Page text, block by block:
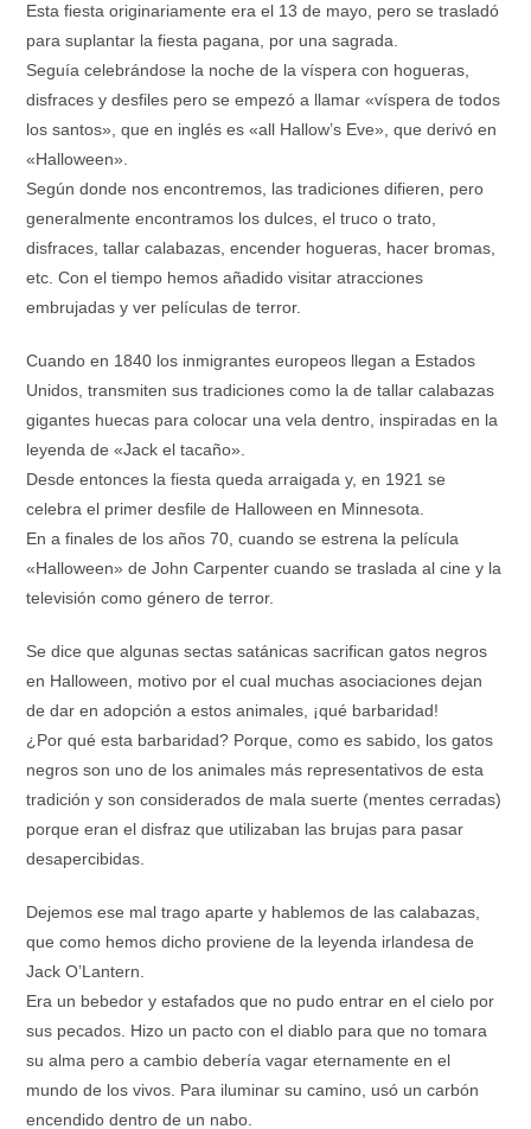
Esta fiesta originariamente era el 13 de mayo, pero se trasladó
para suplantar la fiesta pagana, por una sagrada.
Seguía celebrándose la noche de la víspera con hogueras,
disfraces y desfiles pero se empezó a llamar «víspera de todos
los santos», que en inglés es «all Hallow’s Eve», que derivó en
«Halloween».
Según donde nos encontremos, las tradiciones difieren, pero
generalmente encontramos los dulces, el truco o trato,
disfraces, tallar calabazas, encender hogueras, hacer bromas,
etc. Con el tiempo hemos añadido visitar atracciones
embrujadas y ver películas de terror.
Cuando en 1840 los inmigrantes europeos llegan a Estados
Unidos, transmiten sus tradiciones como la de tallar calabazas
gigantes huecas para colocar una vela dentro, inspiradas en la
leyenda de «Jack el tacaño».
Desde entonces la fiesta queda arraigada y, en 1921 se
celebra el primer desfile de Halloween en Minnesota.
En a finales de los años 70, cuando se estrena la película
«Halloween» de John Carpenter cuando se traslada al cine y la
televisión como género de terror.
Se dice que algunas sectas satánicas sacrifican gatos negros
en Halloween, motivo por el cual muchas asociaciones dejan
de dar en adopción a estos animales, ¡qué barbaridad!
¿Por qué esta barbaridad? Porque, como es sabido, los gatos
negros son uno de los animales más representativos de esta
tradición y son considerados de mala suerte (mentes cerradas)
porque eran el disfraz que utilizaban las brujas para pasar
desapercibidas.
Dejemos ese mal trago aparte y hablemos de las calabazas,
que como hemos dicho proviene de la leyenda irlandesa de
Jack O’Lantern.
Era un bebedor y estafados que no pudo entrar en el cielo por
sus pecados. Hizo un pacto con el diablo para que no tomara
su alma pero a cambio debería vagar eternamente en el
mundo de los vivos. Para iluminar su camino, usó un carbón
encendido dentro de un nabo.